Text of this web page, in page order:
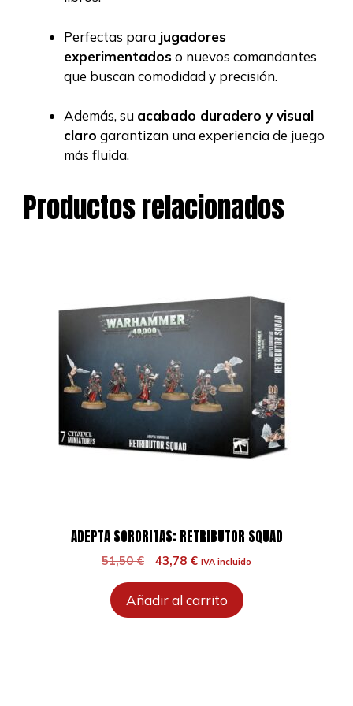
Perfectas para jugadores
experimentadoso nuevos comandantes
que buscan comodidad y precisión.
Además, su acabado duradero y visual
claro garantizan una experiencia de juego
más fluida.
Productos relacionados
ADEPTA SORORITAS: RETRIBUTOR SQUAD
51,50€
El
original
era:
43,78 €El
actual
es:
IVA incluido
Añadir al carrito